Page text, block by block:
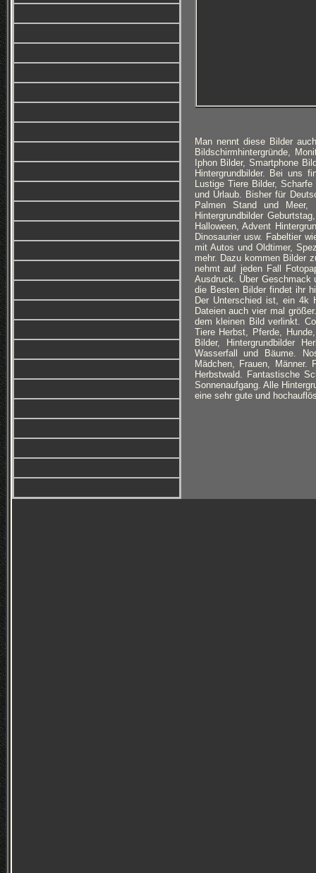
Man nennt diese Bilder
Bildschirmhintergründe,
Iphon Bilder, Smartphone
Hintergrundbilder. Bei uns
Lustige Tiere Bilder,
und Urlaub. Bisher für
Palmen Stand und Meer,
Hintergrundbilder
Halloween, Advent
Dinosaurier usw. Fabeltier
mit Autos und Oldtimer,
mehr. Dazu kommen Bilder
nehmt auf jeden Fall
Ausdruck. Über Geschmack
die Besten Bilder findet ihr
Der Unterschied ist, ein 4k
Dateien auch vier mal
dem kleinen Bild verlinkt.
Tiere Herbst, Pferde,
Bilder, Hintergrundbilder
Wasserfall und Bäume.
Mädchen, Frauen,
Herbstwald. Fantastische
Sonnenaufgang. Alle
eine sehr gute und